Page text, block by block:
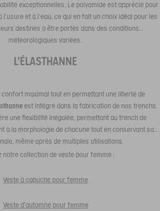
exceptionnelles. Le polyamide est apprécié pour
l'usure et à l'eau, ce qui en fait un choix idéal pour les
destinés à être portés dans des conditions
météorologiques variées.
L’ÉLASTHANNE
maximal tout en permettant une liberté de
est intégré dans la fabrication de nos trenchs.
une flexibilité inégalée, permettant au trench de
à la morphologie de chacune tout en conservant sa
même après de multiples utilisations.
notre collection de veste pour femme :
Veste à capuche pour femme
Veste d'automne pour femme